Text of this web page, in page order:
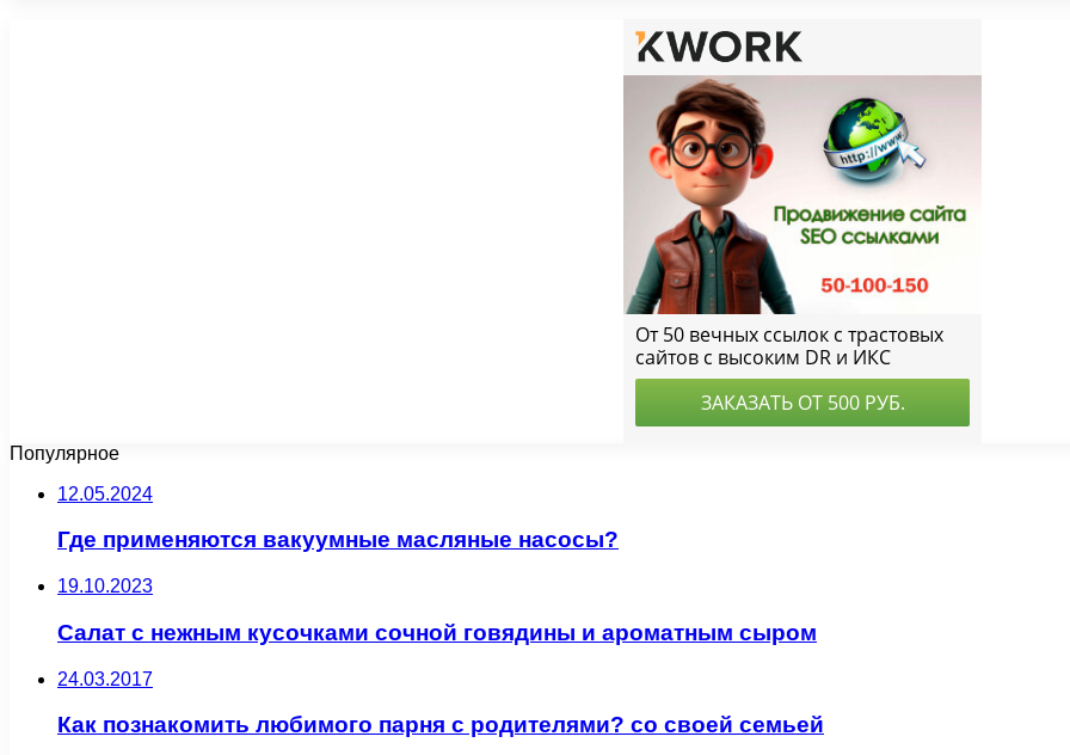
Популярное
12.05.2024
Где применяются вакуумные масляные насосы?
19.10.2023
Салат с нежным кусочками сочной говядины и ароматным сыром
24.03.2017
Как познакомить любимого парня с родителями? со своей семьей